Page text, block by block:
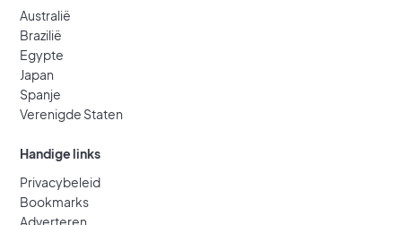
Australië
Brazilië
Egypte
Japan
Spanje
Verenigde Staten
Handige links
Privacybeleid
Bookmarks
Adverteren